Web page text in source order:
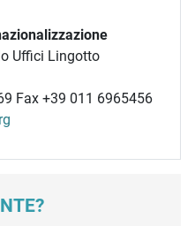
Uffici Lingotto
Fax +39 011 6965456